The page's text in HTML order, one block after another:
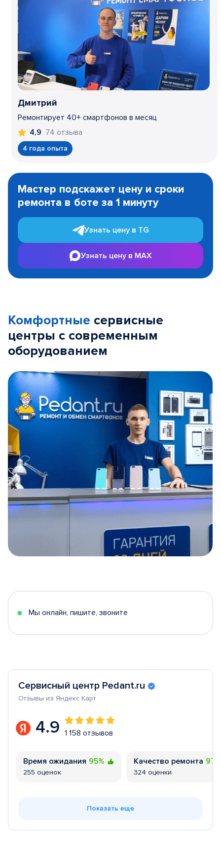
Дмитрий
Ремонтирует 40+ смартфонов в месяц
4,9 74 отзыва
4 года опыта
1
Мастер подскажет цену и сроки
ремонта в боте за 1 минуту
Узнать цену в TG
Узнать цену в MAX
Комфортные сервисные
центры с современным
оборудованием
5
Мы онлайн, пишите, звоните
Сервисный центр Pedant.ru
Отзывы из Яндекс Карт
4.9 1 158 отзывов
Время ожидания 95%
255 оценок
Качество ремонта
324 оценки
Показать еще